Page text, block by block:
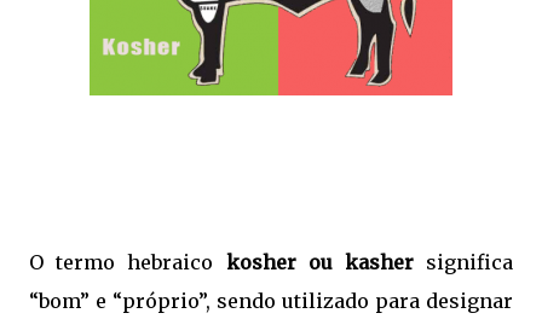
O termo hebraico kosher ou kashersignifica
“bom” e “próprio”, sendo utilizado para designar